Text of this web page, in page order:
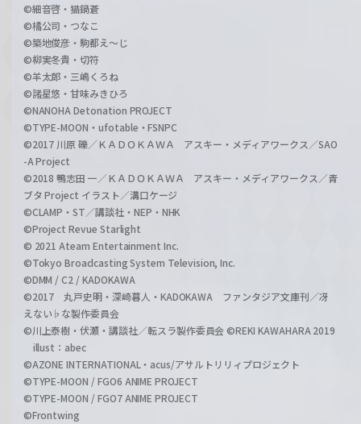
©細音啓・猫鍋蒼
©橘公司・つなこ
©築地俊彦・駒都え～じ
©柳実冬貴・切符
©羊太郎・三嶋くろね
©諸星悠・甘味みきひろ
©NANOHA Detonation PROJECT
©TYPE-MOON・ufotable・FSNPC
©2017 川原 礫／ＫＡＤＯＫＡＷＡ アスキー・メディアワークス／SAO
-A Project
©2018 鴨志田 一／ＫＡＤＯＫＡＷＡ アスキー・メディアワークス／青
ブタ Project イラスト／溝口ケージ
©CLAMP・ST／講談社・NEP・NHK
©Project Revue Starlight
© 2021 Ateam Entertainment Inc.
©Tokyo Broadcasting System Television, Inc.
©DMM / C2 / KADOKAWA
©2017 丸戸史明・深崎暮人・KADOKAWA ファンタジア文庫刊／冴
えない♭な製作委員会
©川上泰樹・伏瀬・講談社／転スラ製作委員会 ©REKI KAWAHARA 2019
illust：abec
©AZONE INTERNATIONAL・acus/アサルトリリィプロジェクト
©TYPE-MOON / FGO6 ANIME PROJECT
©TYPE-MOON / FGO7 ANIME PROJECT
©Frontwing